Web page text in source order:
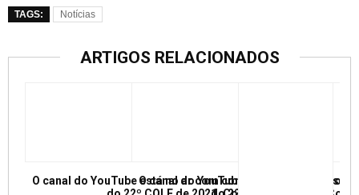
TAGS: Notícias
ARTIGOS RELACIONADOS
O canal do YouTube está no ar com conferências e mesas
O canal do YouTube está no ar com